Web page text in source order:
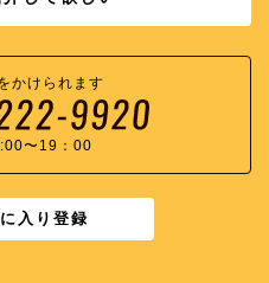
入り登録
かけられます
〜19：00